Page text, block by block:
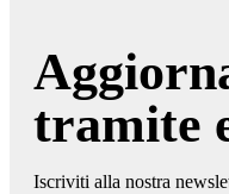
tramite
Iscriviti alla nostra